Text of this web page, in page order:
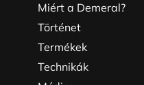
Miért a Demeral?
Történet
Termékek
Technikák